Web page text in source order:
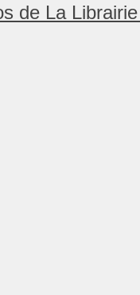
de La